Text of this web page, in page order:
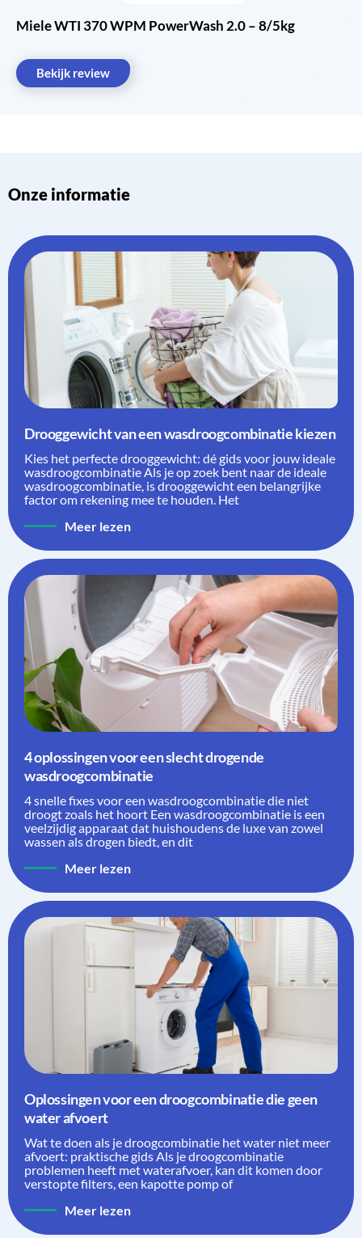
Miele WTI 370 WPM PowerWash 2.0 – 8/5kg
Bekijk review
Onze informatie
Drooggewicht van een wasdroogcombinatie kiezen
Kies het perfecte drooggewicht: dé gids voor jouw ideale
wasdroogcombinatie Als je op zoek bent naar de ideale
wasdroogcombinatie, is drooggewicht een belangrijke
factor om rekening mee te houden. Het
Meer lezen
4 oplossingen voor een slecht drogende
wasdroogcombinatie
4 snelle fixes voor een wasdroogcombinatie die niet
droogt zoals het hoort Een wasdroogcombinatie is een
veelzijdig apparaat dat huishoudens de luxe van zowel
wassen als drogen biedt, en dit
Meer lezen
Oplossingen voor een droogcombinatie die geen
water afvoert
Wat te doen als je droogcombinatie het water niet meer
afvoert: praktische gids Als je droogcombinatie
problemen heeft met waterafvoer, kan dit komen door
verstopte filters, een kapotte pomp of
Meer lezen